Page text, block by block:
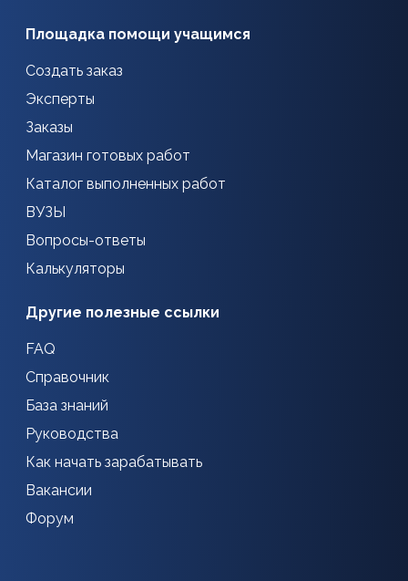
Площадка помощи учащимся
Создать заказ
Эксперты
Заказы
Магазин готовых работ
Каталог выполненных работ
ВУЗЫ
Вопросы-ответы
Калькуляторы
Другие полезные ссылки
FAQ
Справочник
База знаний
Руководства
Как начать зарабатывать
Вакансии
Форум